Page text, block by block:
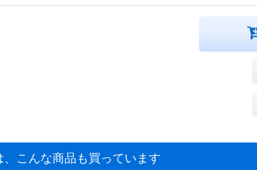
こんな商品も買っています